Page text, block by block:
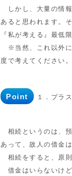
しかし、大量の情
あると思われます。
『私が考える』最低
※当然、これ以外に
度で考えてください。
Point １．プラ
相続というのは、
あって、故人の借金
相続をすると、原則
借金はいらないけど